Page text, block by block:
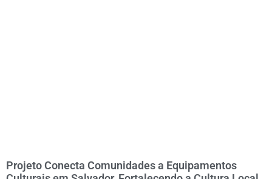
Projeto Conecta Comunidades a Equipamentos